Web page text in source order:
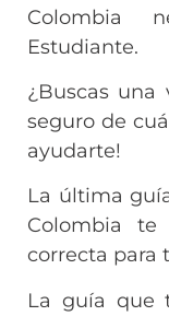
Colombia
Estudiante.
¿Buscas una
seguro de
ayudarte!
La última
Colombia
correcta para
La guía que